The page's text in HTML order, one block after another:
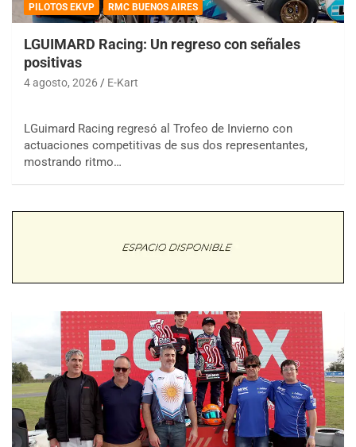
PILOTOS EKVP RMC BUENOS AIRES
LGUIMARD Racing: Un regreso con señales
positivas
4 agosto, 2026 E-Kart
LGuimard Racing regresó al Trofeo de Invierno con
actuaciones competitivas de sus dos representantes,
mostrando ritmo…